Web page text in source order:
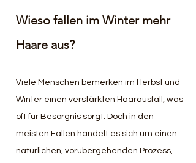
Wieso fallen im Winter mehr
Haare aus?
Viele Menschen bemerken im Herbst und
Winter einen verstärkten Haarausfall, was
oft für Besorgnis sorgt. Doch in den
meisten Fällen handelt es sich um einen
natürlichen, vorübergehenden Prozess,